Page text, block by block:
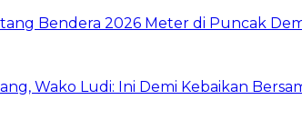
Bendera 2026 Meter di Puncak
Wako Ludi: Ini Demi Kebaikan